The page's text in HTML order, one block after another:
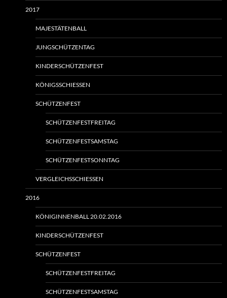
2017
MAJESTÄTENBALL
JUNGSCHÜTZENTAG
KINDERSCHÜTZENFEST
KÖNIGSSCHIESSEN
SCHÜTZENFEST
SCHÜTZENFESTFREITAG
SCHÜTZENFESTSAMSTAG
SCHÜTZENFESTSONNTAG
VERGLEICHSSCHIESSEN
2016
KÖNIGINNENBALL 20.02.2016
KINDERSCHÜTZENFEST
SCHÜTZENFEST
SCHÜTZENFESTFREITAG
SCHÜTZENFESTSAMSTAG